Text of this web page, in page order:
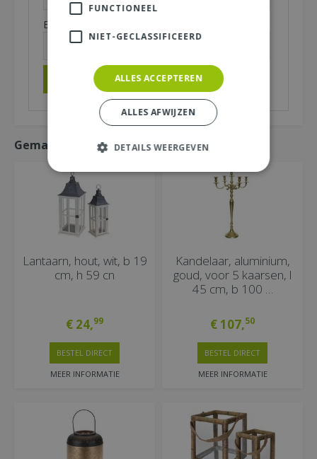
E-mailadres (niet zichtbaar):
Gemakkelijk mee bestellen
Lantaarn, hout, wit, b 19
cm, h 59 cn
€ 24,99
MEER INFORMATIE
BESTEL DIRECT
Kandelaar, aluminium,
goud, voor 5 kaarsen, l
45 cm, b 100 …
€107,50
MEER INFORMATIE
BESTEL DIRECT
FUNCTIONEEL
NIET-GECLASSIFICEERD
ALLES ACCEPTEREN
ALLES AFWIJZEN
DETAILS WEERGEVEN